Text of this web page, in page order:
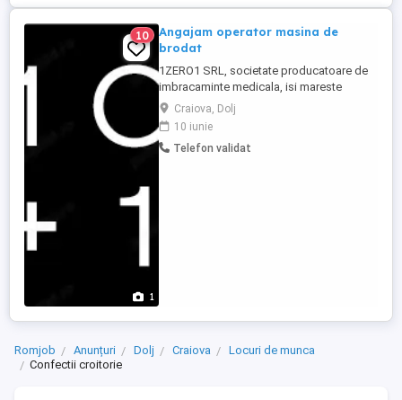
1
10
Angajam operator masina de
brodat
1ZERO1 SRL, societate producatoare de
imbracaminte medicala, isi mareste
echipa! Cautam colegi cu experienta
pentru postul de operator masina de
brodat, cu experienta in domeniu.
Experienta de lucru in alte automate sau
Craiova, Dolj
10 iunie
Telefon validat
Romjob Anunțuri Dolj Craiova
Locuri de munca
Confectii croitorie